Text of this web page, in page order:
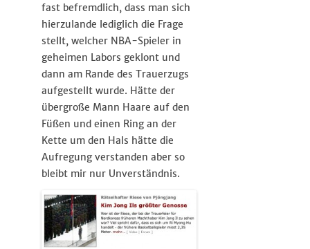
fast befremdlich, dass man sich
hierzulande lediglich die Frage
stellt, welcher NBA-Spieler in
geheimen Labors geklont und
dann am Rande des Trauerzugs
aufgestellt wurde. Hätte der
übergroße Mann Haare auf den
Füßen und einen Ring an der
Kette um den Hals hätte die
Aufregung verstanden aber so
bleibt mir nur Unverständnis.